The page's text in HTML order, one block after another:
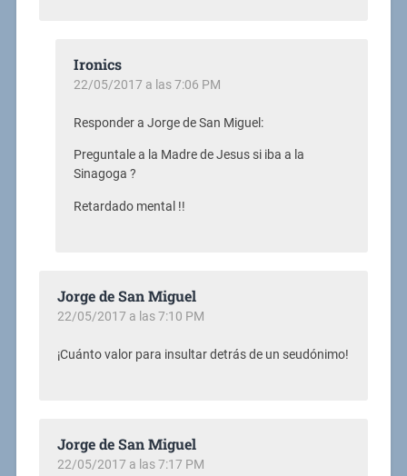
Ironics
22/05/2017 a las 7:06 PM
Responder a Jorge de San Miguel:
Preguntale a la Madre de Jesus si iba a la
Sinagoga ?
Retardado mental !!
Jorge de San Miguel
22/05/2017 a las 7:10 PM
¡Cuánto valor para insultar detrás de un seudónimo!
Jorge de San Miguel
22/05/2017 a las 7:17 PM